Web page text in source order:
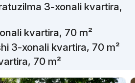
3-xonali kvartira,
kvartira, 70 m²
3-xonali kvartira, 70 m²
70 m²